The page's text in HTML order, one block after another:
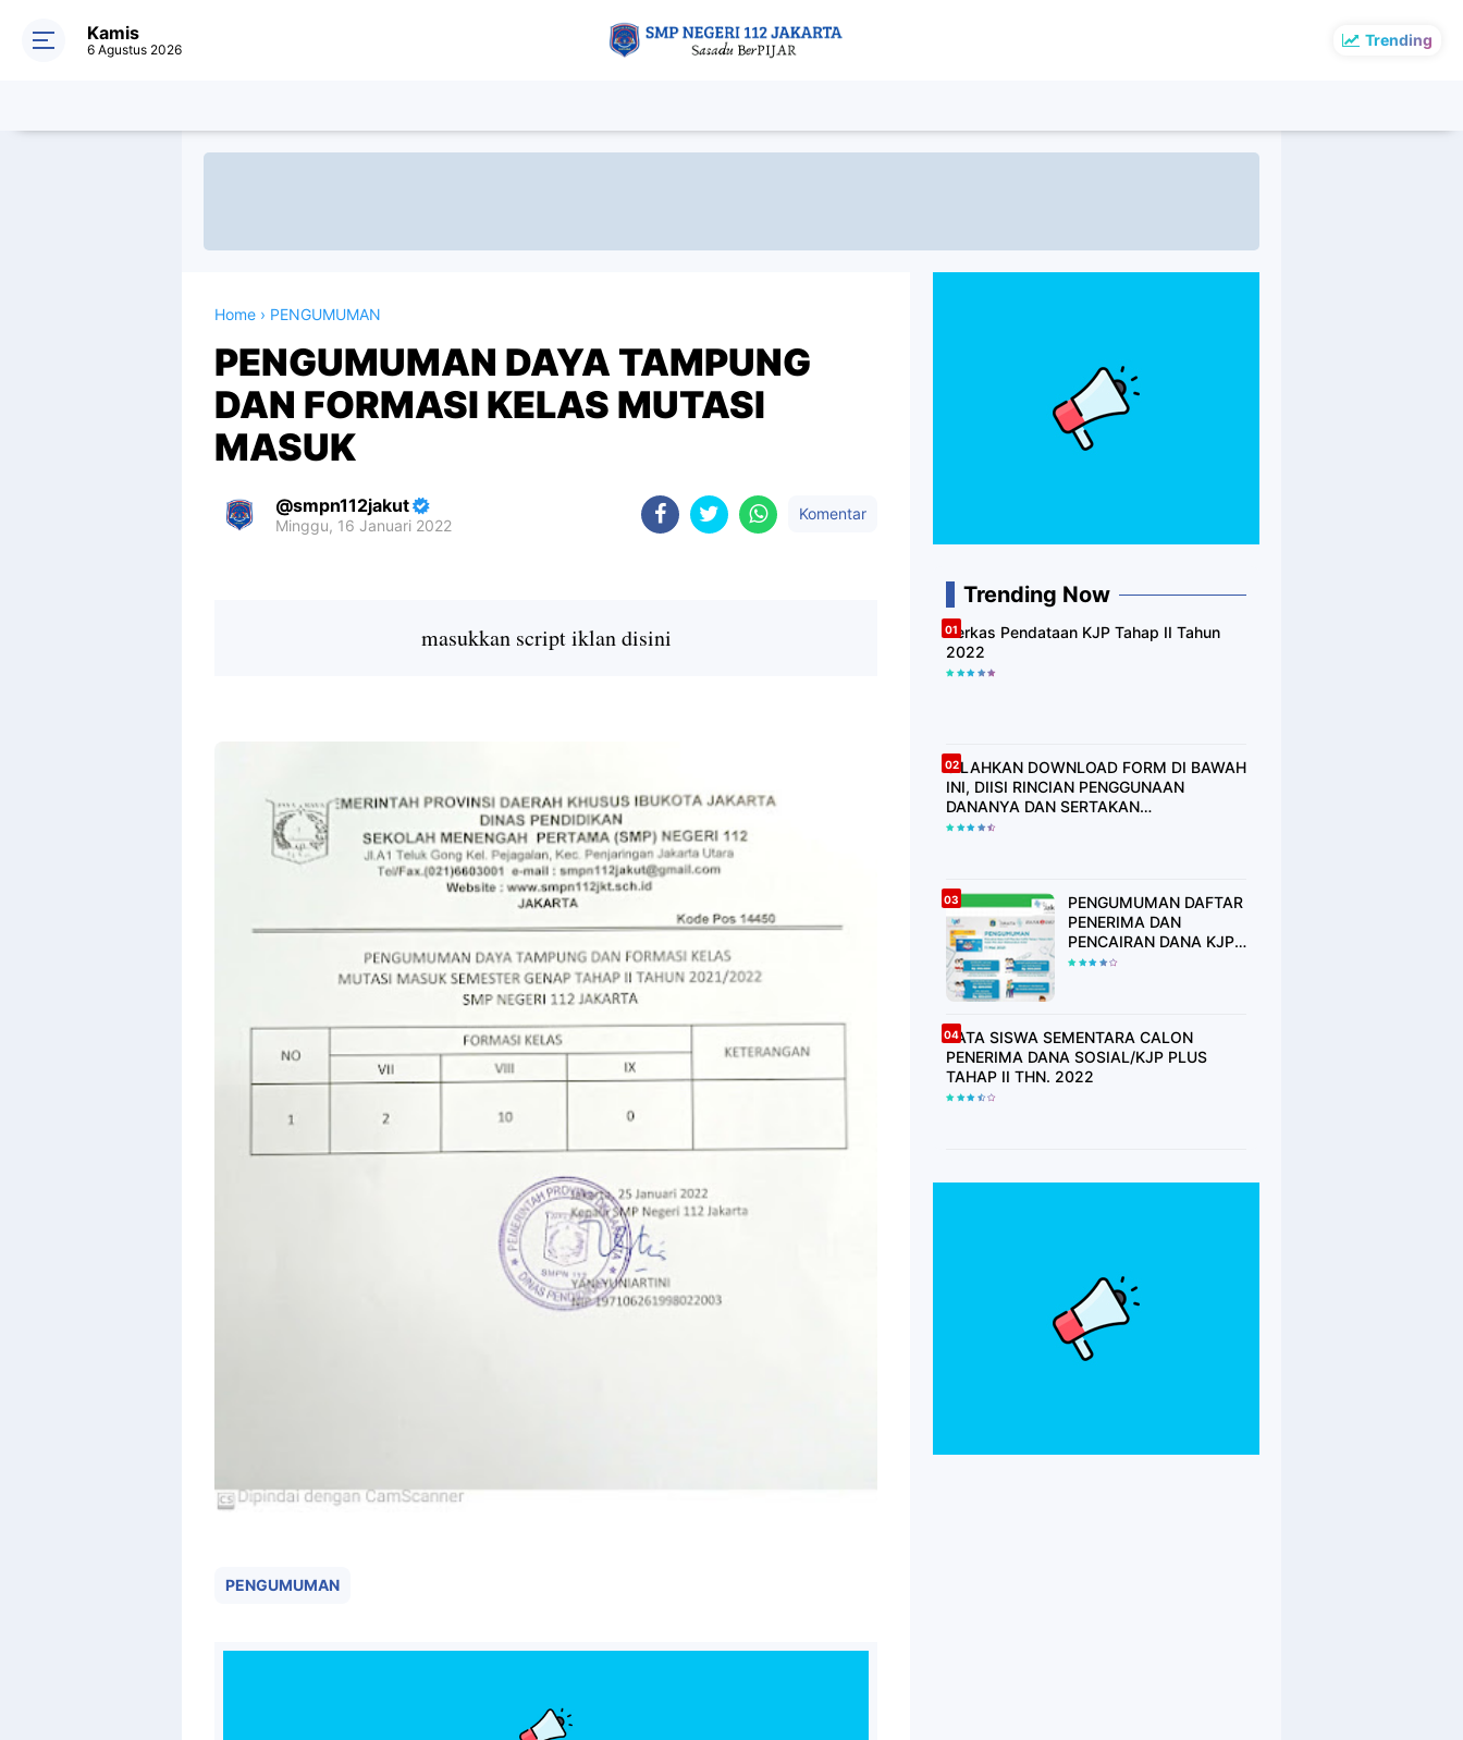
Trending
Kamis
6 Agustus 2026
Home › PENGUMUMAN
PENGUMUMAN DAYA TAMPUNG
DAN FORMASI KELAS MUTASI
MASUK
smpn112jakut
Minggu, 16 Januari 2022
Komentar
masukkan script iklan disini
PENGUMUMAN
Trending Now
Berkas Pendataan KJP Tahap II Tahun
2022
SILAHKAN DOWNLOAD FORM DI BAWAH
INI, DIISI RINCIAN PENGGUNAAN
DANANYA DAN SERTAKAN
KWITANSI/STRUK ATAU BUKTI
PENGUMUMAN DAFTAR
PENERIMA DAN
PENCAIRAN DANA KJP
PLUS TAHAP I THN
HARAP TUNGGU
UNDANGAN)
DATA SISWA SEMENTARA CALON
PENERIMA DANA SOSIAL/KJP PLUS
TAHAP II THN. 2022